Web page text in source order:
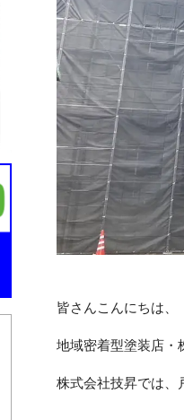
皆さんこんにちは、
地域密着型塗装店
株式会社技昇では、